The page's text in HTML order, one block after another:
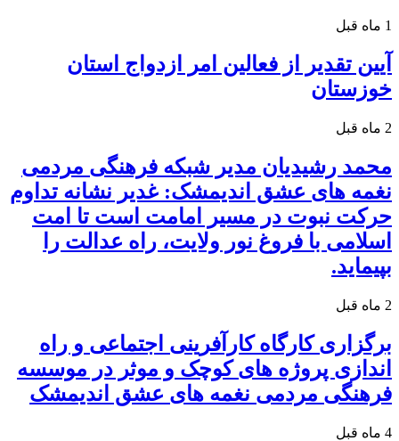
1 ماه قبل
آیین تقدیر از فعالین امر ازدواج استان
خوزستان
2 ماه قبل
محمد رشیدیان مدیر شبکه فرهنگی مردمی
نغمه های عشق اندیمشک: غدیر نشانه تداوم
حرکت نبوت در مسیر امامت است تا امت
اسلامی با فروغ نور ولایت، راه عدالت را
بپیماید.
2 ماه قبل
برگزاری کارگاه کارآفرینی اجتماعی و راه
اندازی پروژه های کوچک و موثر در موسسه
فرهنگی مردمی نغمه های عشق اندیمشک
4 ماه قبل